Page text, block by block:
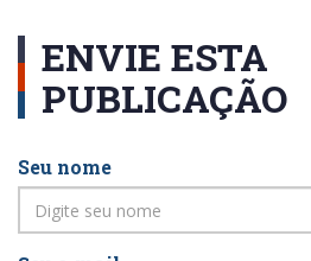
ENVIE ESTA
PUBLICAÇÃO
Seu nome